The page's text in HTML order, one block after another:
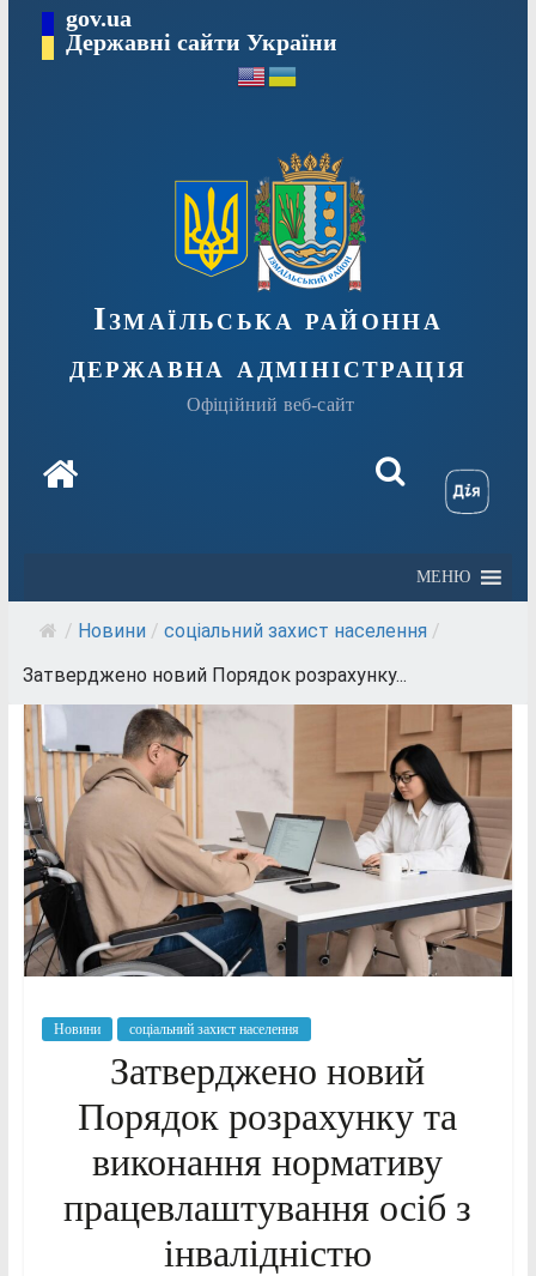
вмісту
gov.ua
Державні сайти України
Ізмаїльська районна
державна адміністрація
Офіційний веб-сайт
МЕНЮ
/ Новини / соціальний захист населення /
Затверджено новий Порядок розрахунку...
Новини соціальний захист населення
Затверджено новий
Порядок розрахунку та
виконання нормативу
працевлаштування осіб з
інвалідністю